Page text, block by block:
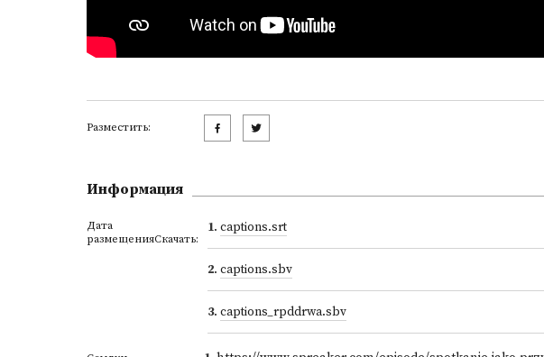
Разместить:
Информация
Дата
размещенияСкачать:
1. captions.srt
2. captions.sbv
3. captions_rpddrwa.sbv